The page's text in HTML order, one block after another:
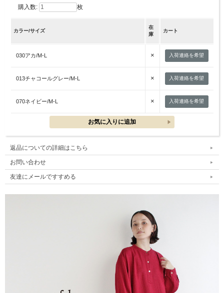
購入数: 枚
カラー/サイズ
在
庫
カート
030アカ/M-L × 入荷連絡を希望
013チャコールグレー/M-L × 入荷連絡を希望
070ネイビー/M-L × 入荷連絡を希望
返品についての詳細はこちら
お問い合わせ
友達にメールですすめる